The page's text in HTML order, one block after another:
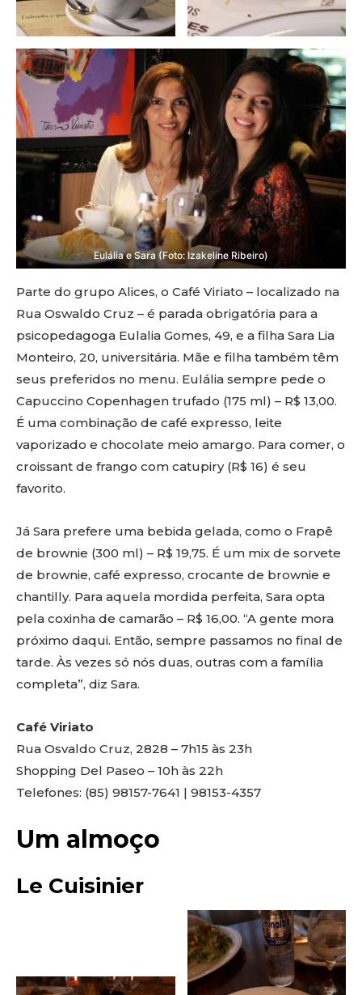
Eulália e Sara (Foto: Izakeline Ribeiro)
Parte do grupo Alices, o Café Viriato – localizado na
Rua Oswaldo Cruz – é parada obrigatória para a
psicopedagoga Eulalia Gomes, 49, e a filha Sara Lia
Monteiro, 20, universitária. Mãe e filha também têm
seus preferidos no menu. Eulália sempre pede o
Capuccino Copenhagen trufado (175 ml) – R$ 13,00.
É uma combinação de café expresso, leite
vaporizado e chocolate meio amargo. Para comer, o
croissant de frango com catupiry (R$ 16) é seu
favorito.
Já Sara prefere uma bebida gelada, como o Frapê
de brownie (300 ml) – R$ 19,75. É um mix de sorvete
de brownie, café expresso, crocante de brownie e
chantilly. Para aquela mordida perfeita, Sara opta
pela coxinha de camarão – R$ 16,00. “A gente mora
próximo daqui. Então, sempre passamos no final de
tarde. Às vezes só nós duas, outras com a família
completa”, diz Sara.
Café Viriato
Rua Osvaldo Cruz, 2828 – 7h15 às 23h
Shopping Del Paseo – 10h às 22h
Telefones: (85) 98157-7641 | 98153-4357
Um almoço
Le Cuisinier